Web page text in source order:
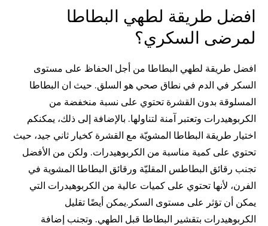
افضل طريقة لطهي البطاطا
لمرضى السكري؟
افضل طريقة لطهي البطاطا من أجل الحفاظ على مستوى
السكر في الدم في نطاق صحي هو السلق. حيث ان البطاطا
المسلوقة بدون القشرة تحتوي على نسبة منخفضة من
الكربوهيدرات وتعتبر آمنة لتناولها. بالإضافة إلى ذلك، يمكنكم
اختيار طريقة البطاطا المشويّة مع القشرة كخيار ثاني جيد، حيث
تحتوي على كمية مناسبة من الكربوهيدرات. ولكن من الأفضل
تجنب رقائق البطاطس المقليّة ورقائق البطاطا المشوية في
الفرن، لأنها تحتوي على كميات عالية من الكربوهيدرات التي
يمكن أن تؤثر على مستوى السكر.يمكن أيضًا تقليل
الكربوهيدرات بتقشير البطاطا قبل الطهي. وتجنب إضافة